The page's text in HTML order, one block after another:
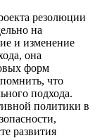
резолюции
на
и изменение
она
форм
что
подхода.
политики в
развития